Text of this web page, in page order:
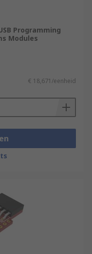
Programming
Modules
€ 18,671/eenheid